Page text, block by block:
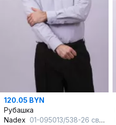
120.05 BYN
Рубашка
Nadex 01-095013/538-26 светло-серый